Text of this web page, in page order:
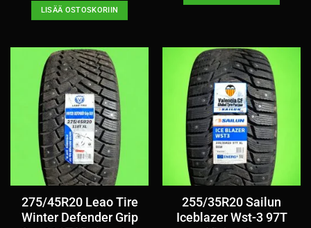
LISÄÄ OSTOSKORIIN
275/45R20 Leao Tire
Winter Defender Grip
255/35R20 Sailun
Iceblazer Wst-3 97T